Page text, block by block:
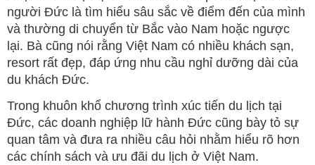
người Đức là tìm hiểu sâu sắc về điểm đến của mình
và thường di chuyển từ Bắc vào Nam hoặc ngược
lại. Bà cũng nói rằng Việt Nam có nhiều khách sạn,
resort rất đẹp, đáp ứng nhu cầu nghỉ dưỡng dài của
du khách Đức.
Trong khuôn khổ chương trình xúc tiến du lịch tại
Đức, các doanh nghiệp lữ hành Đức cũng bày tỏ sự
quan tâm và đưa ra nhiều câu hỏi nhằm hiểu rõ hơn
các chính sách và ưu đãi du lịch ở Việt Nam.